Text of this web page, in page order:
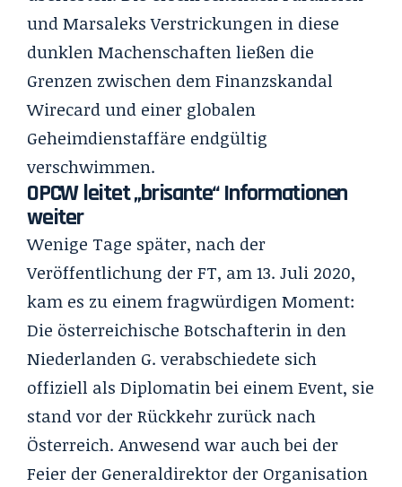
und Marsaleks Verstrickungen in diese
dunklen Machenschaften ließen die
Grenzen zwischen dem Finanzskandal
Wirecard und einer globalen
Geheimdienstaffäre endgültig
verschwimmen.
OPCW leitet „brisante“ Informationen
weiter
Wenige Tage später, nach der
Veröffentlichung der FT, am 13. Juli 2020,
kam es zu einem fragwürdigen Moment:
Die österreichische Botschafterin in den
Niederlanden G. verabschiedete sich
offiziell als Diplomatin bei einem Event, sie
stand vor der Rückkehr zurück nach
Österreich. Anwesend war auch bei der
Feier der Generaldirektor der Organisation